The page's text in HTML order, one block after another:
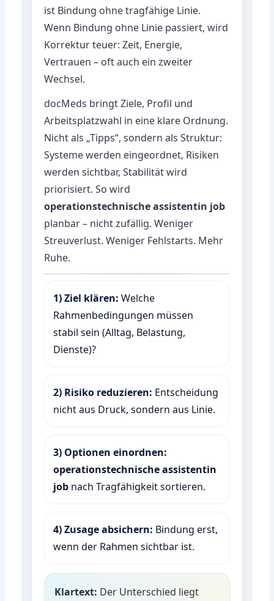
ist Bindung ohne tragfähige Linie.
Wenn Bindung ohne Linie passiert, wird
Korrektur teuer: Zeit, Energie,
Vertrauen – oft auch ein zweiter
Wechsel.
docMeds bringt Ziele, Profil und
Arbeitsplatzwahl in eine klare Ordnung.
Nicht als „Tipps“, sondern als Struktur:
Systeme werden eingeordnet, Risiken
werden sichtbar, Stabilität wird
priorisiert. So wird
operationstechnische assistentin job
planbar – nicht zufällig. Weniger
Streuverlust. Weniger Fehlstarts. Mehr
Ruhe.
1) Ziel klären: Welche
Rahmenbedingungen müssen
stabil sein (Alltag, Belastung,
Dienste)?
2) Risiko reduzieren: Entscheidung
nicht aus Druck, sondern aus Linie.
3) Optionen einordnen:
operationstechnische assistentin
job nach Tragfähigkeit sortieren.
4) Zusage absichern: Bindung erst,
wenn der Rahmen sichtbar ist.
Klartext: Der Unterschied liegt